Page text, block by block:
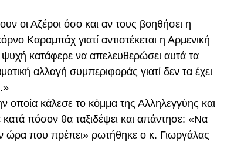
οι Αζέροι όσο και αν τους βοηθήσει η
Καραμπάχ γιατί αντιστέκεται η Αρμενική
κατάφερε να απελευθερώσει αυτά τα
αλλαγή συμπεριφοράς γιατί δεν τα έχει
οποία κάλεσε το κόμμα της Αλληλεγγύης και
πόσον θα ταξιδέψει και απάντησε: «Να
ώρα που πρέπει» ρωτήθηκε ο κ. Γιωργάλας